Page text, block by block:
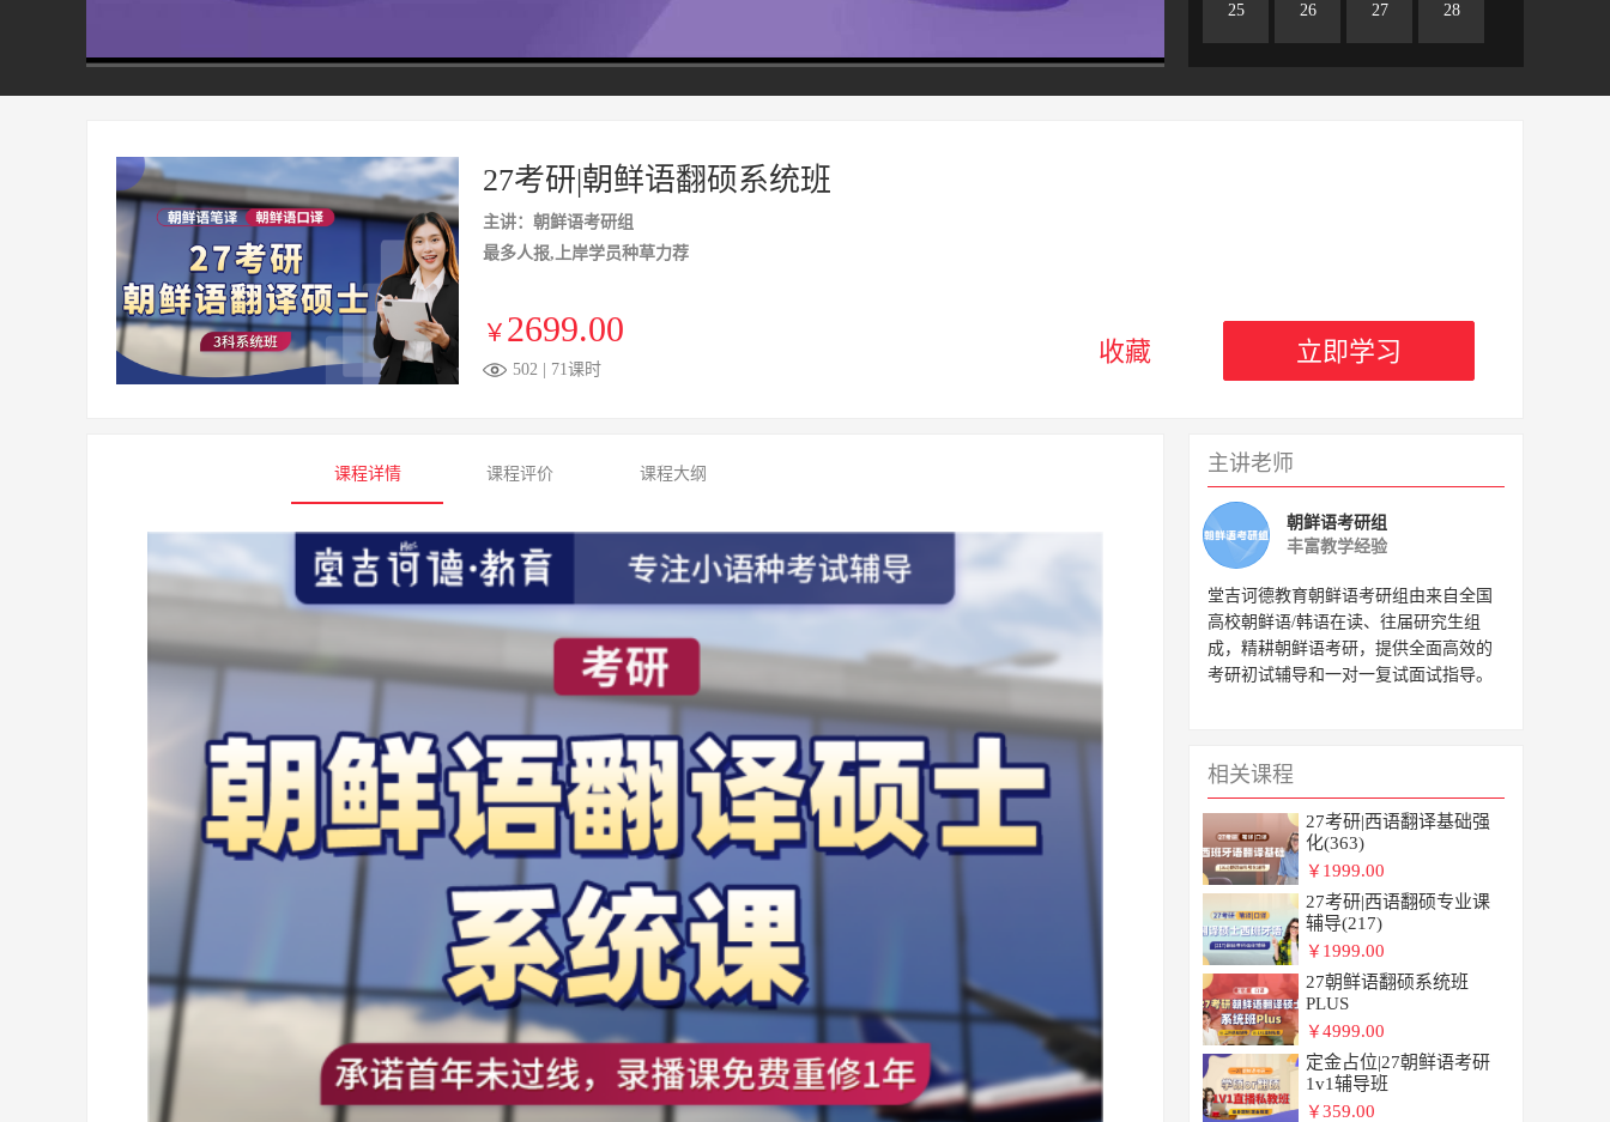
00:00 / 05:45 高清 1x
25 26 27 28
54 55
57 58 59 60
61 62 63 64
69 70 71
27考研|朝鲜语翻硕系统班
主讲：朝鲜语考研组
最多人报,上岸学员种草力荐
￥ 2699.00
502 | 71课时
收藏 立即学习
课程详情 课程评价 课程大纲 主讲老师
朝鲜语考研组
丰富教学经验
堂吉诃德教育朝鲜语考研组由来自全国
高校朝鲜语/韩语在读、往届研究生组
成，精耕朝鲜语考研，提供全面高效的
考研初试辅导和一对一复试面试指导。
相关课程
27考研|西语翻译基础强
化(363)
￥ 1999.00
27考研|西语翻硕专业课
辅导(217)
￥ 1999.00
27朝鲜语翻硕系统班
PLUS
￥4999.00
定金占位|27朝鲜语考研
1v1辅导班
￥359.00